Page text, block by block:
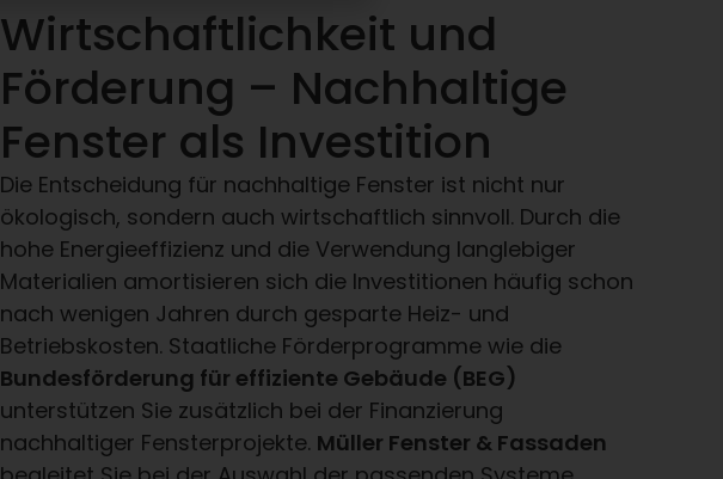
Wirtschaftlichkeit und
Förderung – Nachhaltige
Fenster als Investition
Die Entscheidung für nachhaltige Fenster ist nicht nur
ökologisch, sondern auch wirtschaftlich sinnvoll. Durch die
hohe Energieeffizienz und die Verwendung langlebiger
Materialien amortisieren sich die Investitionen häufig schon
nach wenigen Jahren durch gesparte Heiz- und
Betriebskosten. Staatliche Förderprogramme wie die
Bundesförderung für effiziente Gebäude (BEG)
unterstützen Sie zusätzlich bei der Finanzierung
nachhaltiger Fensterprojekte. Müller Fenster & Fassaden